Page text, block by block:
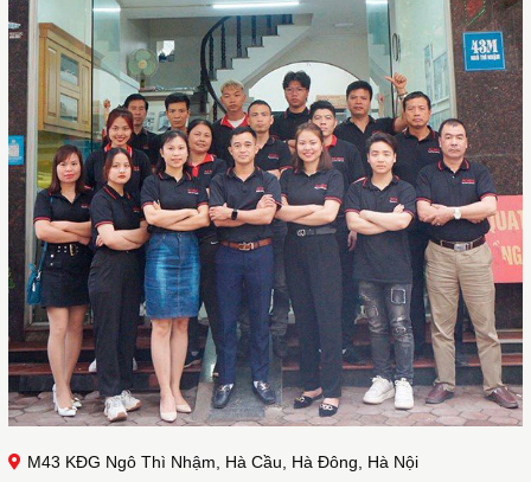
M43 KĐG Ngô Thì Nhậm, Hà Cầu, Hà Đông, Hà Nội